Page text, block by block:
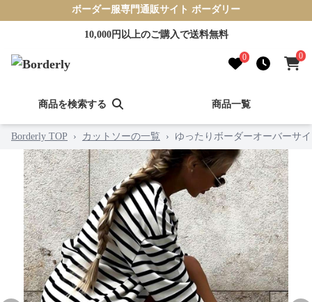
ボーダー服専門通販サイト ボーダリー
10,000円以上のご購入で送料無料
0 0
商品を検索する 商品一覧
Borderly TOP › カットソーの一覧 › ゆったりボーダーオーバーサ